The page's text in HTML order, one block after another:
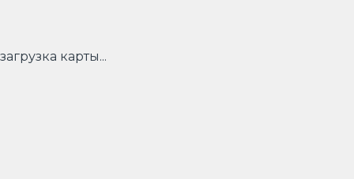
загрузка карты...